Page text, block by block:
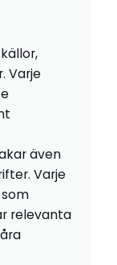
Varje
även
Varje
relevanta